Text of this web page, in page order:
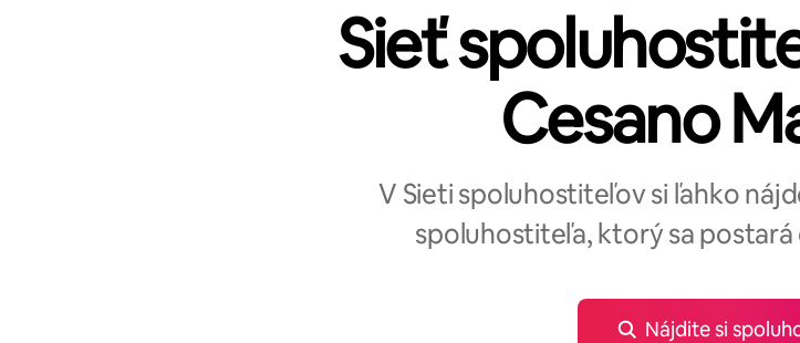
Sieť
Cesano
V Sieti spoluhostiteľov si ľahko
spoluhostiteľa, ktorý sa postará
Nájdite si